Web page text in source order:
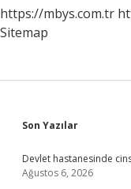
https://mbys.com.tr
Sitemap
Sidebar
Son Yazılar
Devlet hastanesinde
Ağustos 6, 2026